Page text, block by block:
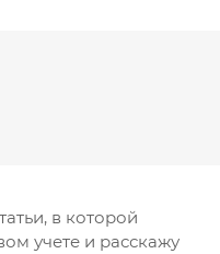
в которой
учете и расскажу